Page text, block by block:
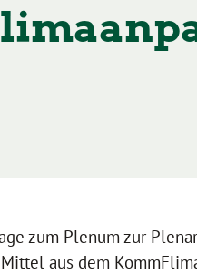
zum Plenum zur
aus dem